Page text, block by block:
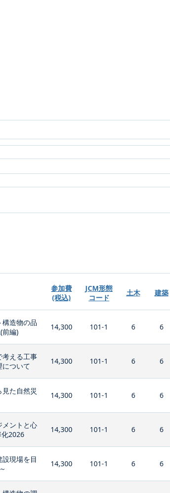
参加費
(税込)
JCM形態
コード
土木 建築
構造物の品
前編)
14,300 101-1 6 6
考える工事
について
14,300 101-1 6 6
見た自然災
14,300 101-1 6 6
メントと心
2026
14,300 101-1 6 6
設現場を目
14,300 101-1 6 6